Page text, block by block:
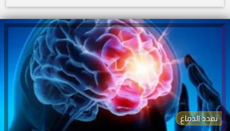
تمدد الدماغ